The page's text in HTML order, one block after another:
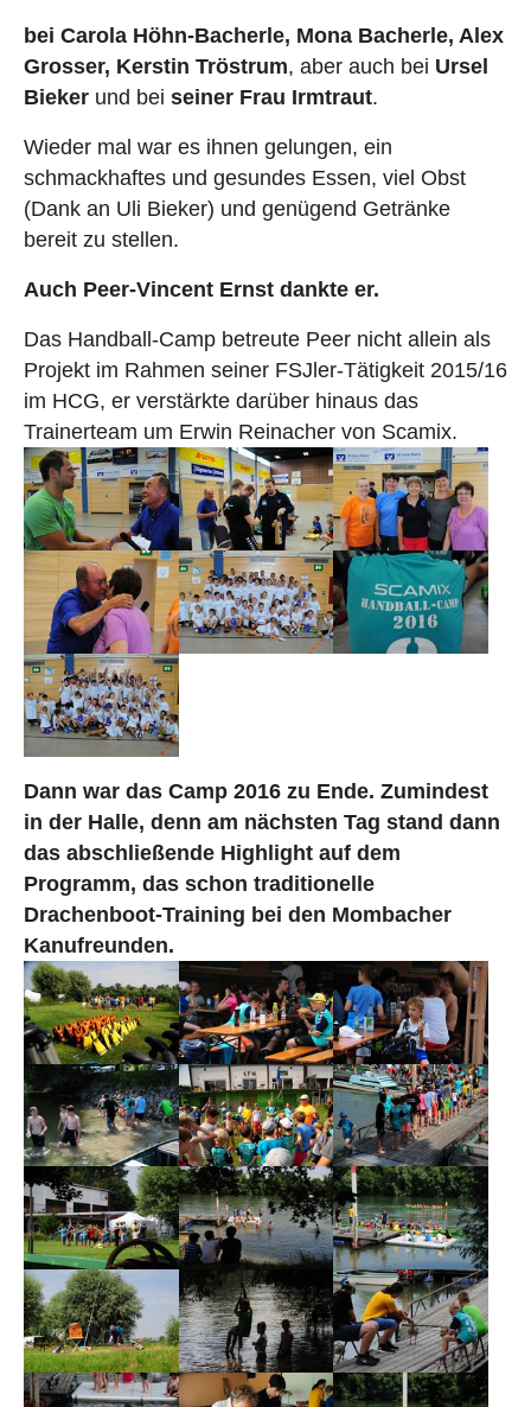
bei Carola Höhn-Bacherle, Mona Bacherle, Alex
Grosser, Kerstin Tröstrum, aber auch bei Ursel
Bieker und bei seiner Frau Irmtraut.
Wieder mal war es ihnen gelungen, ein
schmackhaftes und gesundes Essen, viel Obst
(Dank an Uli Bieker) und genügend Getränke
bereit zu stellen.
Auch Peer-Vincent Ernst dankte er.
Das Handball-Camp betreute Peer nicht allein als
Projekt im Rahmen seiner FSJler-Tätigkeit 2015/16
im HCG, er verstärkte darüber hinaus das
Trainerteam um Erwin Reinacher von Scamix.
Dann war das Camp 2016 zu Ende. Zumindest
in der Halle, denn am nächsten Tag stand dann
das abschließende Highlight auf dem
Programm, das schon traditionelle
Drachenboot-Training bei den Mombacher
Kanufreunden.